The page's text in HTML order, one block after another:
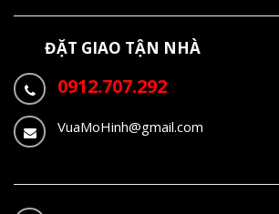
ĐẶT GIAO TẬN NHÀ
0912.707.292
VuaMoHinh@gmail.com